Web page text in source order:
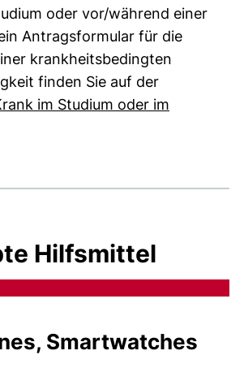
oder vor/während einer
Antragsformular für die
krankheitsbedingten
finden Sie auf der
im Studium oder im
Hilfsmittel
Smartwatches